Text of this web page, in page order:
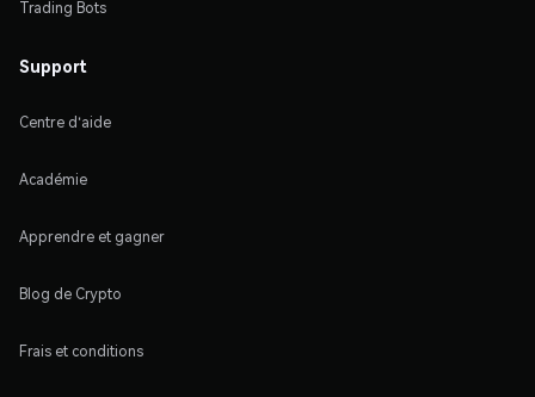
Trading Bots
Support
Centre d'aide
Académie
Apprendre et gagner
Blog de Crypto
Frais et conditions